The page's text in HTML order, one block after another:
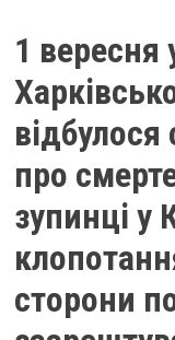
1 вересня
відбулося
про
зупинці у
сторони